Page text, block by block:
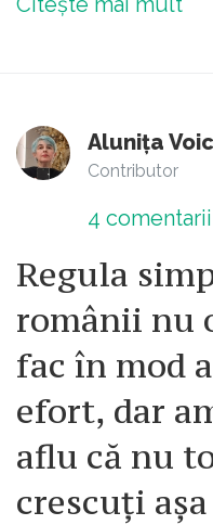
Alunița
Contributor
4 comentarii
Regula
românii nu
fac în mod
efort, dar
aflu că nu
crescuți așa